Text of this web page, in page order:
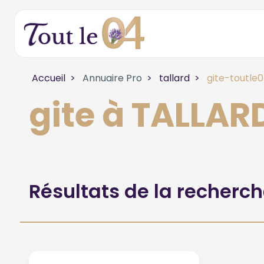
Accueil Annuaire Pro tallard gite-
gite à
Résultats de la